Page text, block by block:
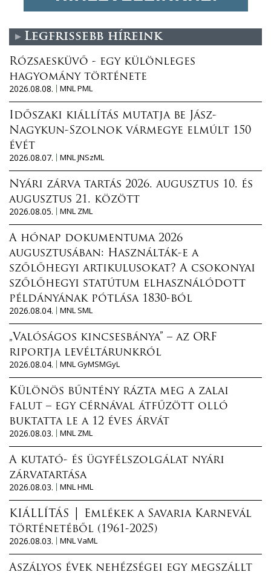
Legfrissebb híreink
Rózsaesküvő - egy különleges
hagyomány története
2026.08.08.
MNL PML
Időszaki kiállítás mutatja be Jász-
Nagykun-Szolnok vármegye elmúlt 150
évét
2026.08.07.
MNL JNSzML
Nyári zárva tartás 2026. augusztus 10. és
augusztus 21. között
2026.08.05.
MNL ZML
A hónap dokumentuma 2026
augusztusában: Használták-e a
szőlőhegyi artikulusokat? A csokonyai
szőlőhegyi statútum elhasználódott
példányának pótlása 1830-ból
2026.08.04.
MNL SML
„Valóságos kincsesbánya” – az ORF
riportja levéltárunkról
2026.08.04.
MNL GyMSMGyL
Különös bűntény rázta meg a zalai
falut – egy cérnával átfűzött olló
buktatta le a 12 éves árvát
2026.08.03.
MNL ZML
A kutató- és ügyfélszolgálat nyári
zárvatartása
2026.08.03.
MNL HML
KIÁLLÍTÁS │ Emlékek a Savaria Karnevál
történetéből (1961-2025)
2026.08.03.
MNL VaML
Aszályos évek nehézségei egy megszállt